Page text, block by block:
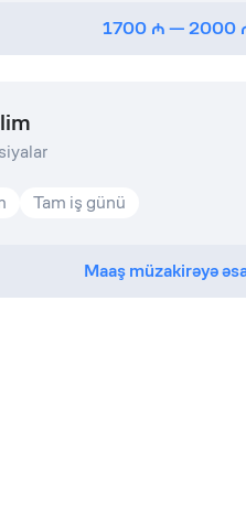
1700 —2000
Tam iş günü
Maaş müzakirəyə